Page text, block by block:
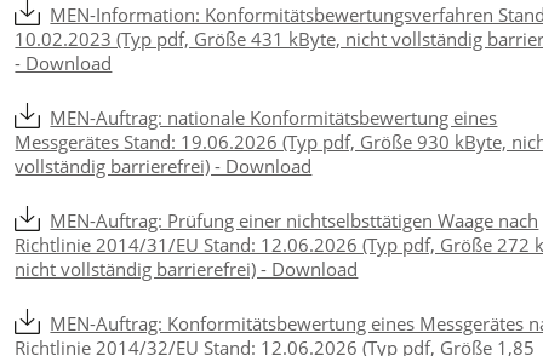
MEN-Information: Konformitätsbewertungsverfahren
10.02.2023 (Typ pdf, Größe 431 kByte, nicht vollständig
- Download
MEN-Auftrag: nationale Konformitätsbewertung eines
Messgerätes Stand: 19.06.2026 (Typ pdf, Größe 930 kByte,
vollständig barrierefrei) - Download
MEN-Auftrag: Prüfung einer nichtselbsttätigen Waage nach
Richtlinie 2014/31/EU Stand: 12.06.2026 (Typ pdf, Größe 272
nicht vollständig barrierefrei) - Download
MEN-Auftrag: Konformitätsbewertung eines Messgerätes
Richtlinie 2014/32/EU Stand: 12.06.2026 (Typ pdf, Größe 1,85